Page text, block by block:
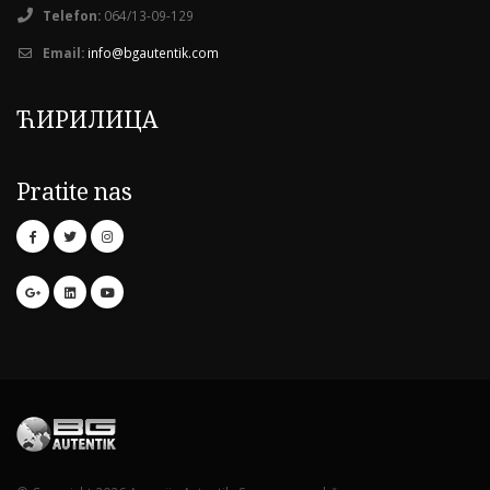
Telefon: 064/13-09-129
Email: info@bgautentik.com
ЋИРИЛИЦА
Pratite nas